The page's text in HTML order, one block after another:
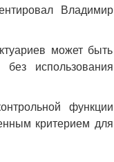
Владимир
может быть
без использования
функции
критерием для